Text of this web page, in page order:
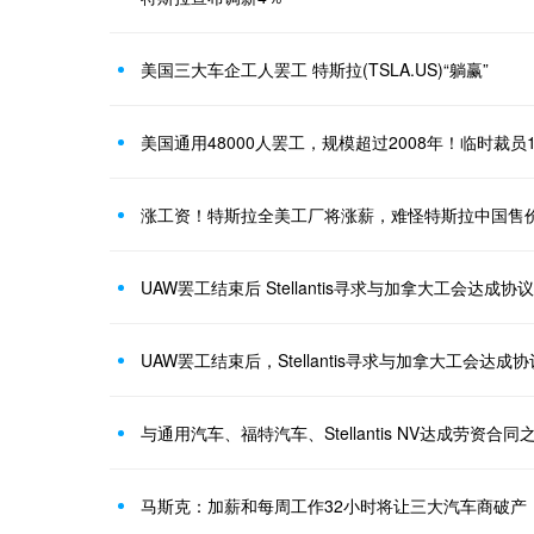
美国三大车企工人罢工 特斯拉(TSLA.US)“躺赢”
美国通用48000人罢工，规模超过2008年！临时裁员
涨工资！特斯拉全美工厂将涨薪，难怪特斯拉中国售
UAW罢工结束后 Stellantis寻求与加拿大工会达成协议
UAW罢工结束后，Stellantis寻求与加拿大工会达成协
马斯克：加薪和每周工作32小时将让三大汽车商破产